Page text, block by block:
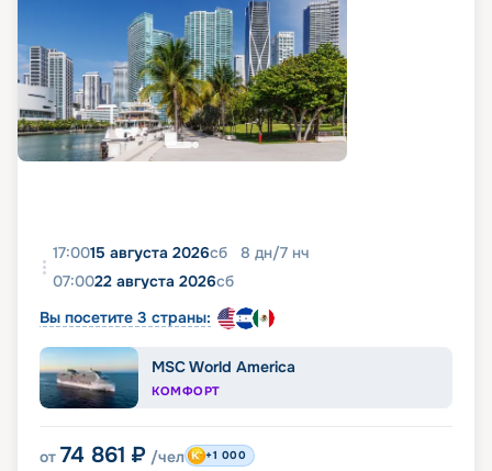
17:0015 августа 2026сб 8 дн/7 нч
07:0022 августа 2026сб
Вы посетите 3 страны:
MSC World America
КОМФОРТ
от 74 861 ₽ /чел +1 000